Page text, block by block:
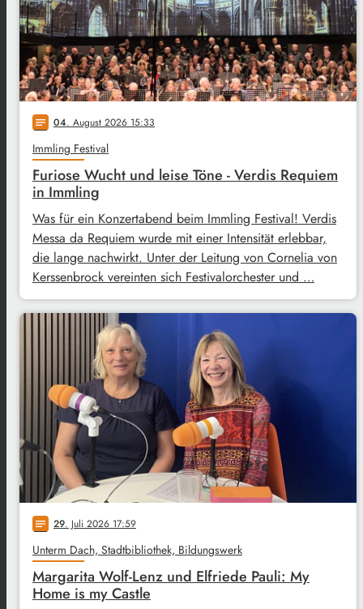
notes 04. August 2026 15:33
Immling Festival
Furiose Wucht und leise Töne - Verdis Requiem
in Immling
Was für ein Konzertabend beim Immling Festival! Verdis
Messa da Requiem wurde mit einer Intensität erlebbar,
die lange nachwirkt. Unter der Leitung von Cornelia von
Kerssenbrock vereinten sich Festivalorchester und …
notes 29. Juli 2026 17:59
Unterm Dach, Stadtbibliothek, Bildungswerk
Margarita Wolf-Lenz und Elfriede Pauli: My
Home is my Castle